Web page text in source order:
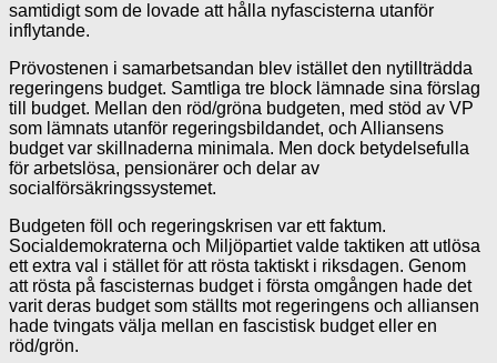
samtidigt som de lovade att hålla nyfascisterna utanför
inflytande.
Prövostenen i samarbetsandan blev istället den nytillträdda
regeringens budget. Samtliga tre block lämnade sina förslag
till budget. Mellan den röd/gröna budgeten, med stöd av VP
som lämnats utanför regeringsbildandet, och Alliansens
budget var skillnaderna minimala. Men dock betydelsefulla
för arbetslösa, pensionärer och delar av
socialförsäkringssystemet.
Budgeten föll och regeringskrisen var ett faktum.
Socialdemokraterna och Miljöpartiet valde taktiken att utlösa
ett extra val i stället för att rösta taktiskt i riksdagen. Genom
att rösta på fascisternas budget i första omgången hade det
varit deras budget som ställts mot regeringens och alliansen
hade tvingats välja mellan en fascistisk budget eller en
röd/grön.